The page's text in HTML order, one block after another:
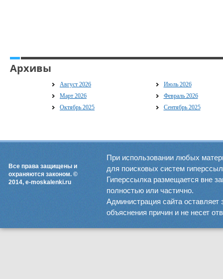
Архивы
Август 2026
Июль 2026
Март 2026
Февраль 2026
Октябрь 2025
Сентябрь 2025
Все права защищены и
охраняются законом. ©
2014, e-moskalenki.ru
При использовании любых
для поисковых систем
Гиперссылка размещается вне
полностью или частично.
Администрация сайта оставляет
объяснения причин и не несет